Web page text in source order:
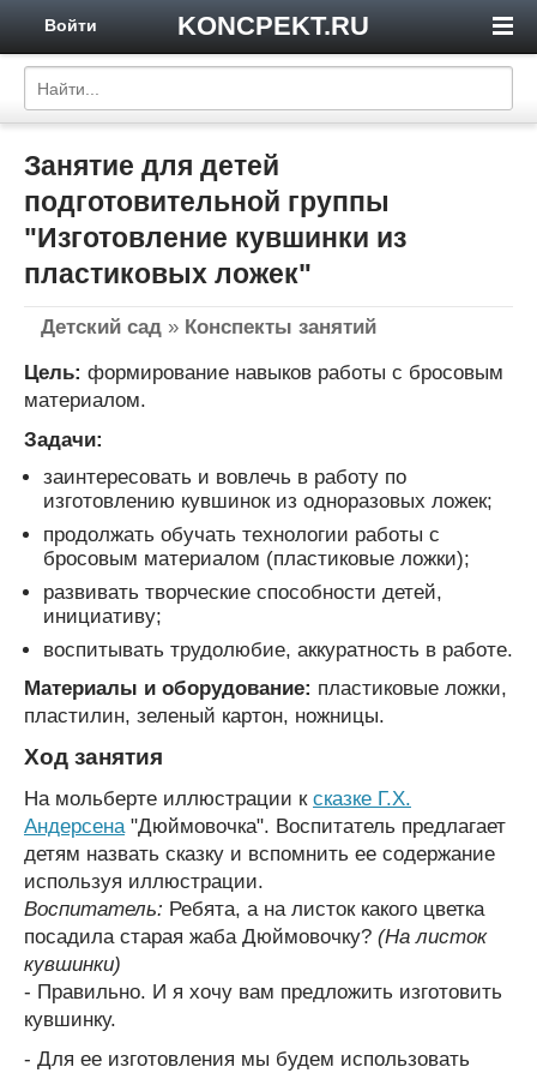
KONCPEKT.RU
Войти
Занятие для детей
подготовительной группы
"Изготовление кувшинки из
пластиковых ложек"
Детский сад » Конспекты занятий
Цель: формирование навыков работы с бросовым
материалом.
Задачи:
заинтересовать и вовлечь в работу по
изготовлению кувшинок из одноразовых ложек;
продолжать обучать технологии работы с
бросовым материалом (пластиковые ложки);
развивать творческие способности детей,
инициативу;
воспитывать трудолюбие, аккуратность в работе.
Материалы и оборудование: пластиковые ложки,
пластилин, зеленый картон, ножницы.
Ход занятия
На мольберте иллюстрации к сказке Г.Х.
Андерсена "Дюймовочка". Воспитатель предлагает
детям назвать сказку и вспомнить ее содержание
используя иллюстрации.
Воспитатель: Ребята, а на листок какого цветка
посадила старая жаба Дюймовочку? (На листок
кувшинки)
- Правильно. И я хочу вам предложить изготовить
кувшинку.
- Для ее изготовления мы будем использовать